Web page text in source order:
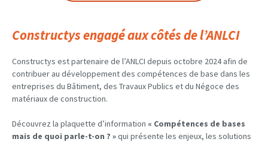
Constructys engagé aux côtés de l’ANLCI
Constructys est partenaire de l’ANLCI depuis octobre 2024 afin de
contribuer au développement des compétences de base dans les
entreprises du Bâtiment, des Travaux Publics et du Négoce des
matériaux de construction.
Découvrez la plaquette d’information « Compétences de bases
mais de quoi parle-t-on ? »qui présente les enjeux, les solutions